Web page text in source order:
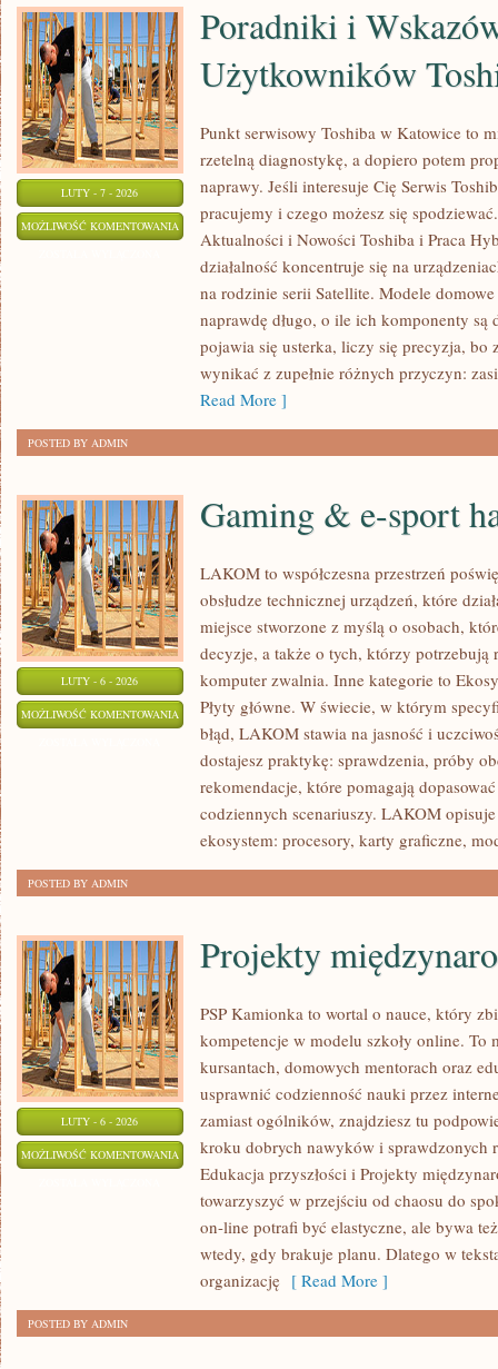
LUTY - 7 - 2026
MOŻLIWOŚĆ KOMENTOWANIA PORADNIKI
Poradniki i
Użytkowników
Punkt serwisowy Toshiba w Katowice to
rzetelną diagnostykę, a dopiero potem
naprawy. Jeśli interesuje Cię Serwis
pracujemy i czego możesz się
Aktualności i Nowości Toshiba i Praca
działalność koncentruje się na
na rodzinie serii Satellite. Modele
naprawdę długo, o ile ich komponenty
pojawia się usterka, liczy się precyzja,
wynikać z zupełnie różnych przyczyn:
Read More ]
POSTED BY ADMIN
LUTY - 6 - 2026
MOŻLIWOŚĆ KOMENTOWANIA GAMING
SPORT
HARDWARE
Gaming & e-sport
LAKOM to współczesna przestrzeń
obsłudze technicznej urządzeń, które
miejsce stworzone z myślą o osobach,
decyzje, a także o tych, którzy potrzebują
komputer zwalnia. Inne kategorie to
Płyty główne. W świecie, w którym
błąd, LAKOM stawia na jasność i
dostajesz praktykę: sprawdzenia, próby
rekomendacje, które pomagają
codziennych scenariuszy. LAKOM
ekosystem: procesory, karty graficzne,
POSTED BY ADMIN
LUTY - 6 - 2026
MOŻLIWOŚĆ KOMENTOWANIA PROJEKTY
MIĘDZYNARODOWE
Projekty
PSP Kamionka to wortal o nauce, który
kompetencje w modelu szkoły online. To
kursantach, domowych mentorach oraz
usprawnić codzienność nauki przez
zamiast ogólników, znajdziesz tu
kroku dobrych nawyków i sprawdzonych
Edukacja przyszłości i Projekty
towarzyszyć w przejściu od chaosu do
on-line potrafi być elastyczne, ale bywa
wtedy, gdy brakuje planu. Dlatego w
organizację [ Read More ]
POSTED BY ADMIN